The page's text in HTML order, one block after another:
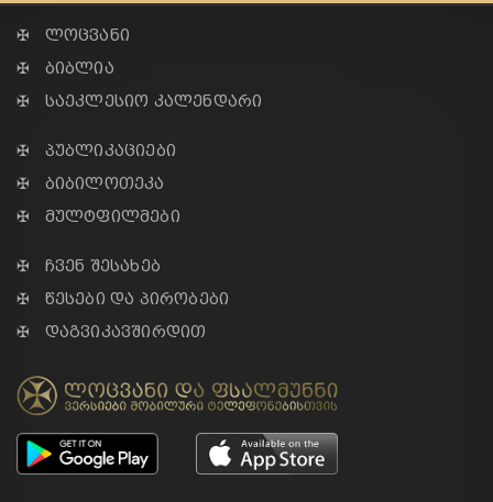
✠ ლოცვანი
✠ ბიბლია
✠ საეკლესიო კალენდარი
✠ პუბლიკაციები
✠ ბიბილოთეკა
✠ მულტფილმები
✠ ჩვენ შესახებ
✠ წესები და პირობები
✠ დაგვიკავშირდით